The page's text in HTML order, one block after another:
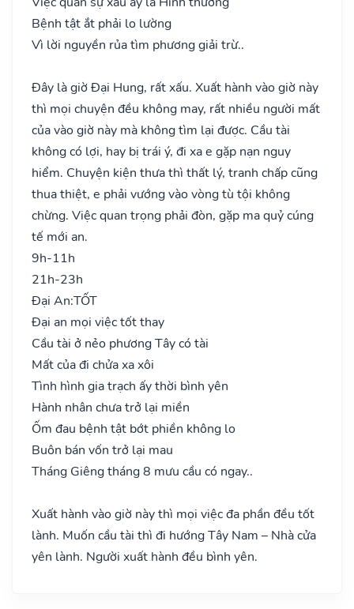
Bệnh tật ắt phải lo lường
Vì lời nguyền rủa tìm phương giải trừ..
Đây là giờ Đại Hung, rất xấu. Xuất hành vào giờ này
thì mọi chuyện đều không may, rất nhiều người mất
của vào giờ này mà không tìm lại được. Cầu tài
không có lợi, hay bị trái ý, đi xa e gặp nạn nguy
hiểm. Chuyện kiện thưa thì thất lý, tranh chấp cũng
thua thiệt, e phải vướng vào vòng tù tội không
chừng. Việc quan trọng phải đòn, gặp ma quỷ cúng
tế mới an.
9h-11h
21h-23h
Đại An:TỐT
Đại an mọi việc tốt thay
Cầu tài ở nẻo phương Tây có tài
Mất của đi chửa xa xôi
Tình hình gia trạch ấy thời bình yên
Hành nhân chưa trở lại miền
Ốm đau bệnh tật bớt phiền không lo
Buôn bán vốn trở lại mau
Tháng Giêng tháng 8 mưu cầu có ngay..
Xuất hành vào giờ này thì mọi việc đa phần đều tốt
lành. Muốn cầu tài thì đi hướng Tây Nam – Nhà cửa
yên lành. Người xuất hành đều bình yên.